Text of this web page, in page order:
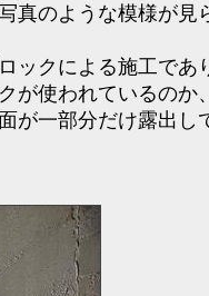
真のような模様が見
ックによる施工であ
が使われているのか
が一部分だけ露出し